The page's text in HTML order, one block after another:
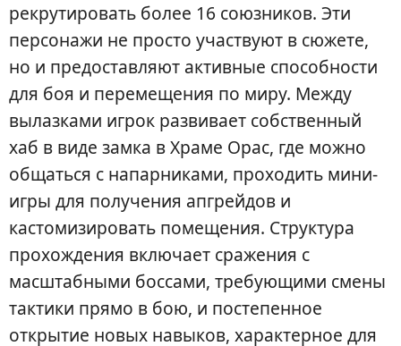
рекрутировать более 16 союзников. Эти
персонажи не просто участвуют в сюжете,
но и предоставляют активные способности
для боя и перемещения по миру. Между
вылазками игрок развивает собственный
хаб в виде замка в Храме Орас, где можно
общаться с напарниками, проходить мини-
игры для получения апгрейдов и
кастомизировать помещения. Структура
прохождения включает сражения с
масштабными боссами, требующими смены
тактики прямо в бою, и постепенное
открытие новых навыков, характерное для